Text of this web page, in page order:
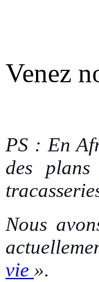
Venez
PS : En
des
Nous
vie ».